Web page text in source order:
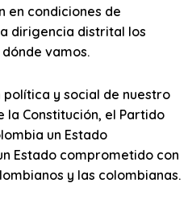
en condiciones de
dirigencia distrital los
vamos.
y social de nuestro
la Constitución, el Partido
un Estado
Estado comprometido con
y las colombianas.